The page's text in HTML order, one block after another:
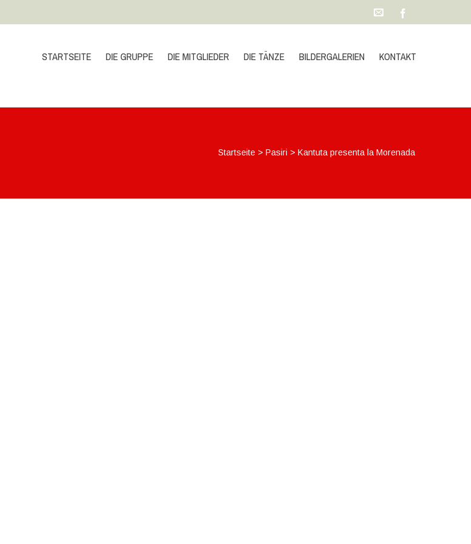
STARTSEITE DIE GRUPPE DIE MITGLIEDER DIE TÄNZE BILDERGALERIEN KONTAKT
Startseite >Pasiri >Kantuta presenta la Morenada